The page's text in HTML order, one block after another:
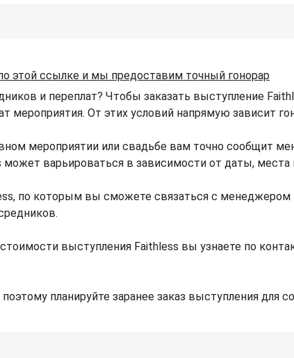
этой ссылке и мы предоставим точный гонорар
и переплат? Чтобы заказать выступление
мероприятия. От этих условий напрямую зависит
мероприятии или свадьбе вам точно сообщит
может варьироваться в зависимости от даты,
по которым вы сможете связаться с менеджером
выступления Faithless вы узнаете по
планируйте заранее заказ выступления для